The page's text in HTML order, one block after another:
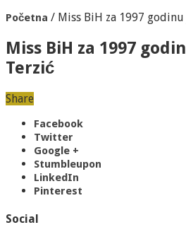
Početna / Miss BiH za 1997
Miss BiH za 1997
Terzić
Share
Facebook
Twitter
Google +
Stumbleupon
LinkedIn
Pinterest
Social